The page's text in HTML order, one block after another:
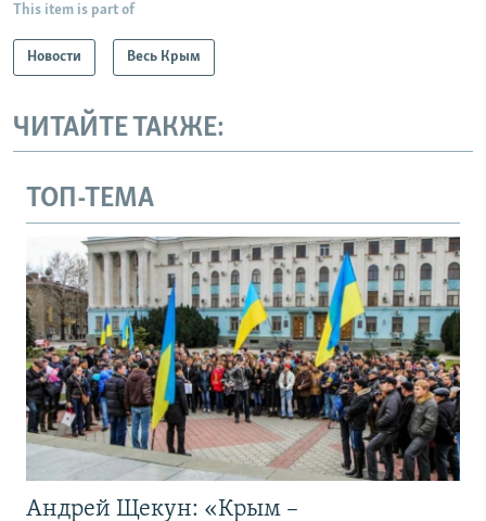
This item is part of
Новости Весь Крым
ЧИТАЙТЕ ТАКЖЕ:
ТОП-ТЕМА
Андрей Щекун: «Крым –